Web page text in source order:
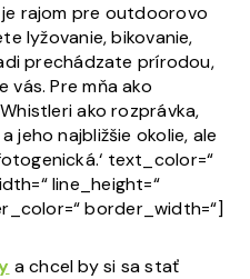
rajom pre outdoorovo
lyžovanie, bikovanie,
prechádzate prírodou,
vás. Pre mňa ako
ako rozprávka,
jeho najbližšie okolie, ale
text_color=“
line_height=“
border_width=“]
a chcel by si sa stať